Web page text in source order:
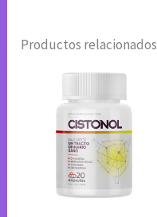
Productos relacionados